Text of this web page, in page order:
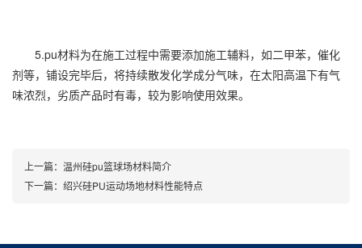
5.pu材料为在施工过程中需要添加施工辅料，如二甲苯，催化
剂等，铺设完毕后，将持续散发化学成分气味，在太阳高温下有气
味浓烈，劣质产品时有毒，较为影响使用效果。
上一篇： 温州硅pu篮球场材料简介
下一篇： 绍兴硅PU运动场地材料性能特点